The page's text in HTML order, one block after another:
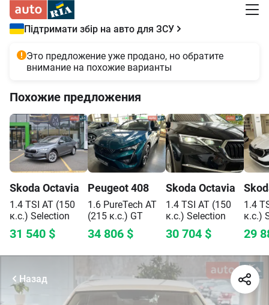
Підтримати збір на авто для ЗСУ
Это предложение уже продано, но обратите
внимание на похожие варианты
Похожие предложения
Skoda Octavia
1.4 TSI AT (150
к.с.) Selection
31 540 $
Peugeot408
1.6 PureTech AT
(215 к.с.) GT
34 806 $
Skoda Octavia
1.4 TSI AT (150
к.с.) Selection
30 704 $
1.4
к.с.)
29
Назад